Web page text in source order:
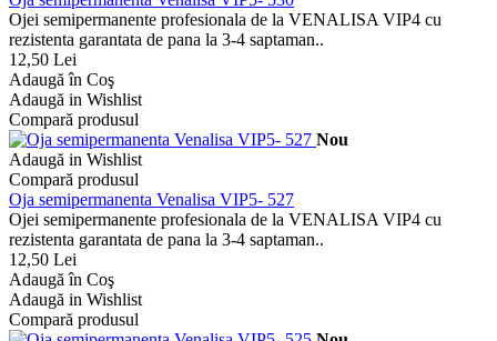
Ojei semipermanente profesionala de la VENALISA VIP4 cu
rezistenta garantata de pana la 3-4 saptaman..
12,50 Lei
Adaugă în Coş
Adaugă in Wishlist
Compară produsul
Nou
Adaugă in Wishlist
Compară produsul
Oja semipermanenta Venalisa VIP5- 527
Ojei semipermanente profesionala de la VENALISA VIP4 cu
rezistenta garantata de pana la 3-4 saptaman..
12,50 Lei
Adaugă în Coş
Adaugă in Wishlist
Compară produsul